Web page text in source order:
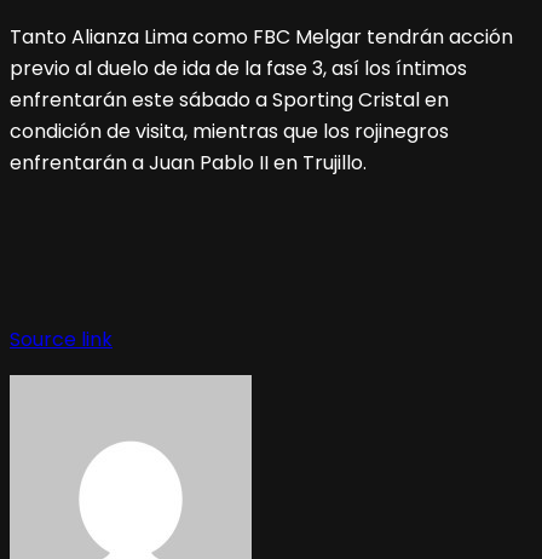
Tanto Alianza Lima como FBC Melgar tendrán acción
previo al duelo de ida de la fase 3, así los íntimos
enfrentarán este sábado a Sporting Cristal en
condición de visita, mientras que los rojinegros
enfrentarán a Juan Pablo II en Trujillo.
Source link